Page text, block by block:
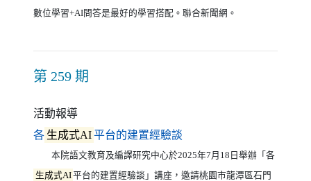
數位學習+AI問答是最好的學習搭配。聯合新聞網。
第 259 期
活動報導
各 生成式AI平台的建置經驗談
本院語文教育及編譯研究中心於2025年7月18日舉辦「各
生成式AI平台的建置經驗談」講座，邀請桃園市龍潭區石門